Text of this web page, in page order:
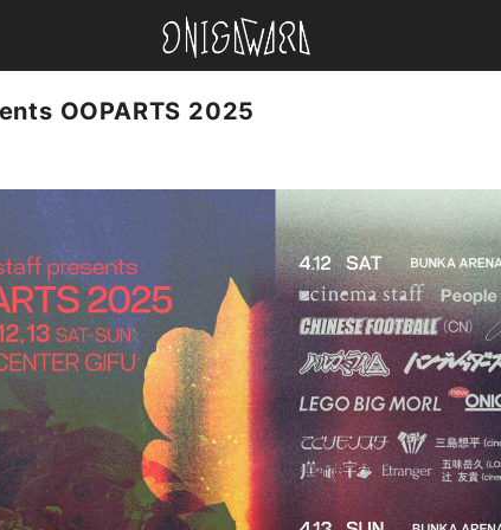
ONIGAWARA
OOPARTS 2025